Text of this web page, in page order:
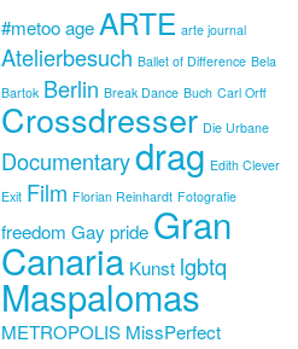
#metooageARTE arte journal
Atelierbesuch Ballet of Difference Bela
Bartok Berlin Break Dance Buch Carl Orff
Crossdresser Die Urbane
Documentarydrag Edith Clever
Exit Film Florian Reinhardt Fotografie
freedom Gay pride Gran
Canaria Kunst lgbtq
Maspalomas
METROPOLIS MissPerfect